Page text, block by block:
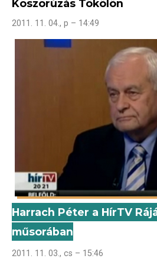
Koszorúzás Tökölön
2011. 11. 04., p – 14:49
Harrach Péter a HírTV
műsorában
2011. 11. 03., cs – 15:46